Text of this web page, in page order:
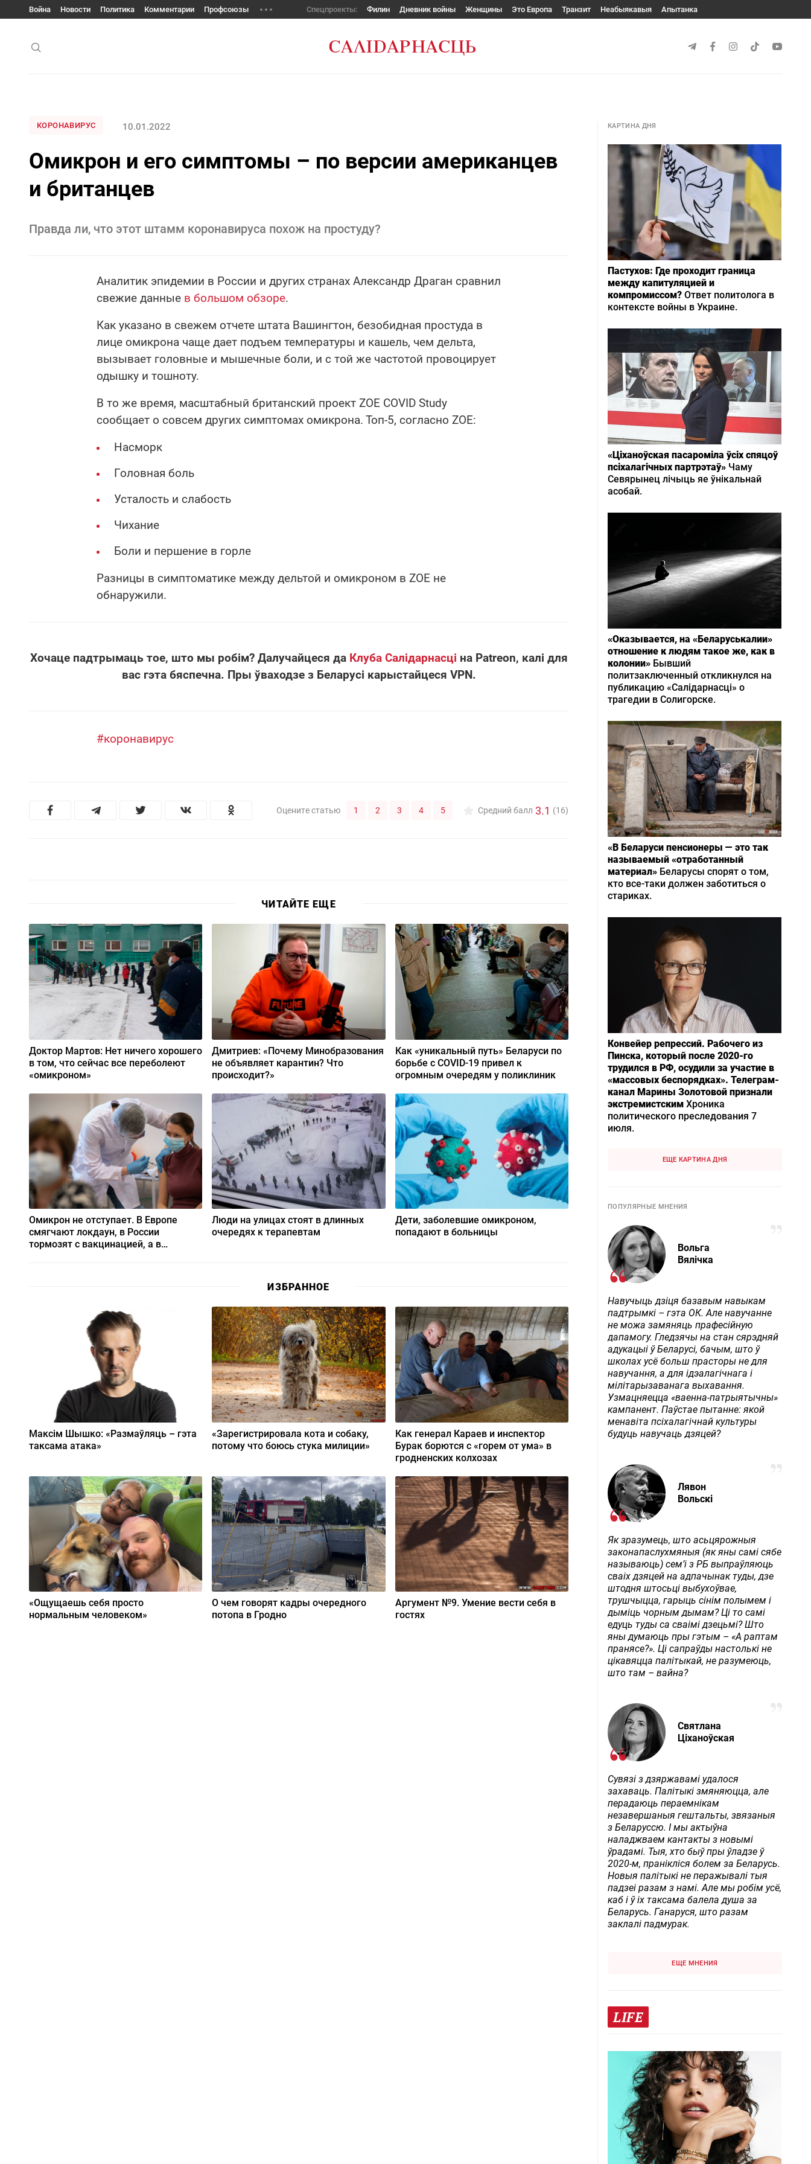
Война Новости Политика Комментарии Профсоюзы Спецпроекты: Филин Дневник войны Женщины Это Европа Транзит Неабыякавыя Апытанка
КОРОНАВИРУС 10.01.2022
Омикрон и его симптомы – по версии американцев
и британцев
Правда ли, что этот штамм коронавируса похож на простуду?
Аналитик эпидемии в России и других странах Александр Драган сравнил
свежие данные в большом обзоре.
Как указано в свежем отчете штата Вашингтон, безобидная простуда в
лице омикрона чаще дает подъем температуры и кашель, чем дельта,
вызывает головные и мышечные боли, и с той же частотой провоцирует
одышку и тошноту.
В то же время, масштабный британский проект ZOE COVID Study
сообщает о совсем других симптомах омикрона. Топ-5, согласно ZOE:
Насморк
Головная боль
Усталость и слабость
Чихание
Боли и першение в горле
Разницы в симптоматике между дельтой и омикроном в ZOE не
обнаружили.
Хочаце падтрымаць тое, што мы робім? Далучайцеся да Клуба Салідарнасці на Patreon, калі для
вас гэта бяспечна. Пры ўваходзе з Беларусі карыстайцеся VPN.
#коронавирус
Оцените статью 1 2 3 4 5 Средний балл 3.1 (16)
ЧИТАЙТЕ ЕЩЕ
Доктор Мартов: Нет ничего хорошего
в том, что сейчас все переболеют
«омикроном»
Дмитриев: «Почему Минобразования
не объявляет карантин? Что
происходит?»
Как «уникальный путь» Беларуси по
борьбе с COVID-19 привел к
огромным очередям у поликлиник
Омикрон не отступает. В Европе
смягчают локдаун, в России
тормозят с вакцинацией, а в
Люди на улицах стоят в длинных
очередях к терапевтам
Дети, заболевшие омикроном,
попадают в больницы
ИЗБРАННОЕ
Максім Шышко: «Размаўляць – гэта
таксама атака»
«Зарегистрировала кота и собаку,
потому что боюсь стука милиции»
Как генерал Караев и инспектор
Бурак борются с «горем от ума» в
гродненских колхозах
«Ощущаешь себя просто
нормальным человеком»
О чем говорят кадры очередного
потопа в Гродно
Аргумент №9. Умение вести себя в
гостях
КАРТИНА ДНЯ
Пастухов: Где проходит граница
между капитуляцией и
компромиссом? Ответ политолога в
контексте войны в Украине.
«Ціханоўская пасароміла ўсіх спяцоў
псіхалагічных партрэтаў» Чаму
Севярынец лічыць яе ўнікальнай
асобай.
«Оказывается, на «Беларуськалии»
отношение к людям такое же, как в
колонии» Бывший
политзаключенный откликнулся на
публикацию «Салідарнасці» о
трагедии в Солигорске.
«В Беларуси пенсионеры — это так
называемый «отработанный
материал» Беларусы спорят о том,
кто все-таки должен заботиться о
стариках.
Конвейер репрессий. Рабочего из
Пинска, который после 2020-го
трудился в РФ, осудили за участие в
«массовых беспорядках». Телеграм-
канал Марины Золотовой признали
экстремистским Хроника
политического преследования 7
июля.
ЕЩЕ КАРТИНА ДНЯ
ПОПУЛЯРНЫЕ МНЕНИЯ
Вольга
Вялічка
Навучыць дзіця базавым навыкам
падтрымкі – гэта ОК. Але навучанне
не можа замяняць прафесійную
дапамогу. Гледзячы на стан сярэдняй
адукацыі ў Беларусі, бачым, што ў
школах усё больш прасторы не для
навучання, а для ідэалагічнага і
мілітарызаванага выхавання.
Узмацняецца «ваенна-патрыятычны»
кампанент. Паўстае пытанне: якой
менавіта псіхалагічнай культуры
будуць навучаць дзяцей?
Лявон
Вольскі
Як зразумець, што асьцярожныя
законапаслухмяныя (як яны самі сябе
называюць) сем’і з РБ выпраўляюць
сваіх дзяцей на адпачынак туды, дзе
штодня штосьці выбухоўвае,
трушчыцца, гарыць сінім полымем і
дыміць чорным дымам? Ці то самі
едуць туды са сваімі дзецьмі? Што
яны думаюць пры гэтым – «А раптам
пранясе?». Ці сапраўды настолькі не
цікавяцца палітыкай, не разумеюць,
што там – вайна?
Святлана
Ціханоўская
Сувязі з дзяржавамі удалося
захаваць. Палітыкі змяняюцца, але
перадаюць пераемнікам
незавершаныя гештальты, звязаныя
з Беларуссю. І мы актыўна
наладжваем кантакты з новымі
ўрадамі. Тыя, хто быў пры ўладзе ў
2020-м, пранікліся болем за Беларусь.
Новыя палітыкі не перажывалі тыя
падзеі разам з намі. Але мы робім усё,
каб і ў іх таксама балела душа за
Беларусь. Ганаруся, што разам
заклалі падмурак.
ЕЩЕ МНЕНИЯ
LIFE